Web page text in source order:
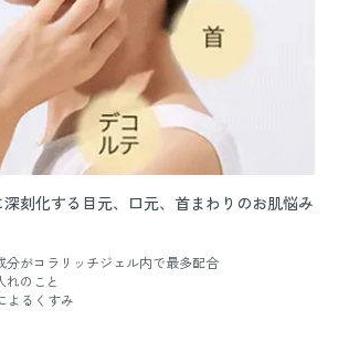
刻化する目元、口元、首まわりのお肌悩み
がコラリッチジェル内で最多配合
のこと
よるくすみ